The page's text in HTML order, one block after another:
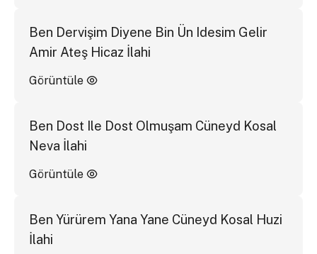
Ben Dervişim Diyene Bin Ün Idesim Gelir
Amir Ateş Hicaz İlahi
Görüntüle
Ben Dost Ile Dost Olmuşam Cüneyd Kosal
Neva İlahi
Görüntüle
Ben Yürürem Yana Yane Cüneyd Kosal Huzi
İlahi